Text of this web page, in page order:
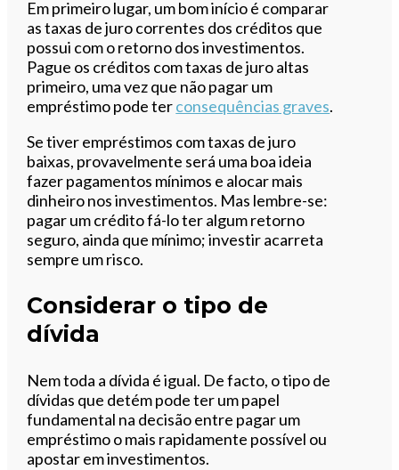
Em primeiro lugar, um bom início é comparar
as taxas de juro correntes dos créditos que
possui com o retorno dos investimentos.
Pague os créditos com taxas de juro altas
primeiro, uma vez que não pagar um
empréstimo pode terconsequências graves.
Se tiver empréstimos com taxas de juro
baixas, provavelmente será uma boa ideia
fazer pagamentos mínimos e alocar mais
dinheiro nos investimentos. Mas lembre-se:
pagar um crédito fá-lo ter algum retorno
seguro, ainda que mínimo; investir acarreta
sempre um risco.
Considerar o tipo de
dívida
Nem toda a dívida é igual. De facto, o tipo de
dívidas que detém pode ter um papel
fundamental na decisão entre pagar um
empréstimo o mais rapidamente possível ou
apostar em investimentos.